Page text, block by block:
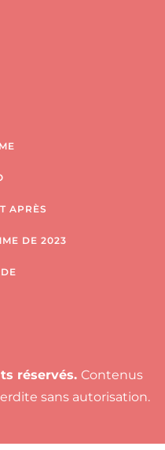
APRÈS
DE 2023
réservés. Contenus
sans autorisation.